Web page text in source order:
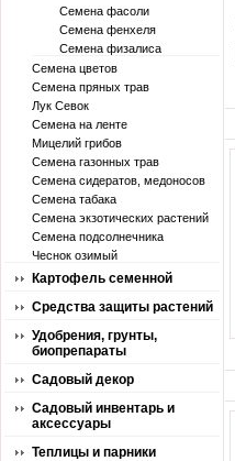
Семена фасоли
Семена фенхеля
Семена физалиса
Семена цветов
Семена пряных трав
Лук Севок
Семена на ленте
Мицелий грибов
Семена газонных трав
Семена сидератов, медоносов
Семена табака
Семена экзотических растений
Семена подсолнечника
Чеснок озимый
Картофель семенной
Средства защиты растений
Удобрения, грунты,
биопрепараты
Садовый декор
Садовый инвентарь и
аксессуары
Теплицы и парники